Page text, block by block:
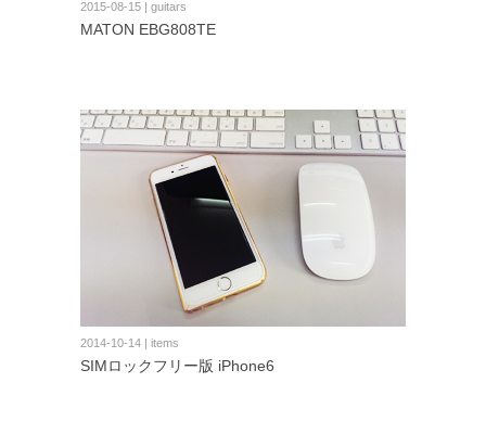
2015-08-15 | guitars
MATON EBG808TE
2014-10-14 | items
SIMロックフリー版 iPhone6